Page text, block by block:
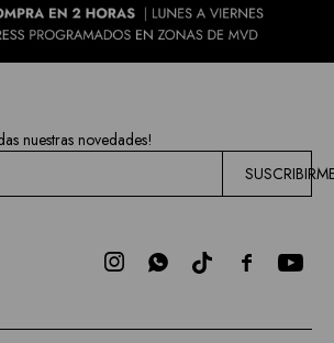
nuestras novedades!

 